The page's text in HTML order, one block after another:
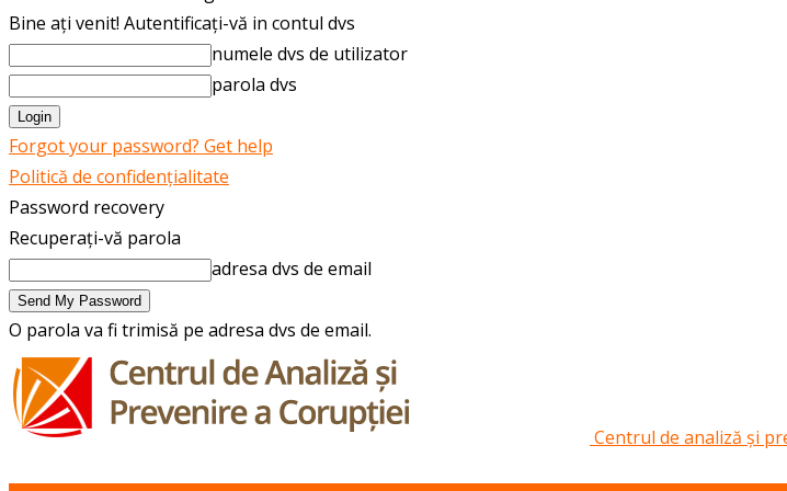
Bine ați venit! Autentificați-vă in contul dvs
numele dvs de utilizator
parola dvs
Forgot your password? Get help
Politică de confidențialitate
Password recovery
Recuperați-vă parola
adresa dvs de email
O parola va fi trimisă pe adresa dvs de email.
Centrul de analiză și